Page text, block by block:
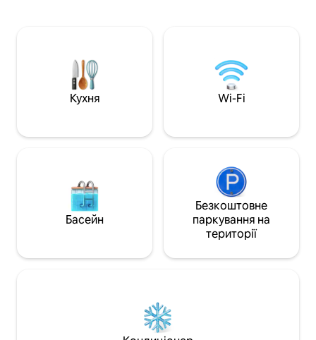
необхідності можна легко дійти пішки.
Два дитячі майданчики за рогом. Або
залишайтеся вдома з книгами,
головоломками, іграми.
делового району
Кухня Wi-Fi
Басейн
Безкоштовне
паркування на
території